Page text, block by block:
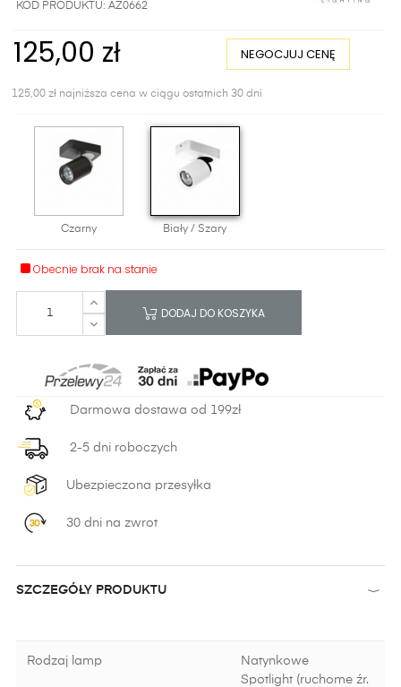
KOD PRODUKTU: AZ0662
125,00 zł NEGOCJUJ CENĘ
125,00 zł najniższa cena w ciągu ostatnich 30 dni
Czarny Biały / Szary
Obecnie brak na stanie
DODAJ DO KOSZYKA
Darmowa dostawa od 199zł
2-5 dni roboczych
Ubezpieczona przesyłka
30 dni na zwrot
SZCZEGÓŁY PRODUKTU
Rodzaj lamp
Natynkowe
Spotlight (ruchome źr.